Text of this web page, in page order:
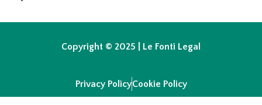
Copyright © 2025 | Le Fonti Legal
Privacy PolicyCookie Policy